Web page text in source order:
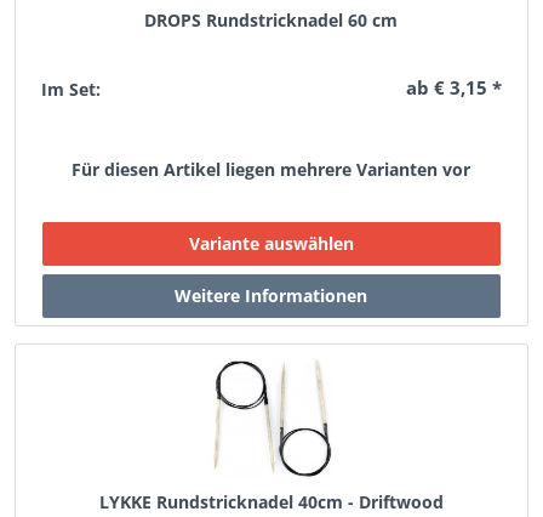
DROPS Rundstricknadel 60 cm
Im Set: ab € 3,15 *
Für diesen Artikel liegen mehrere Varianten vor
LYKKE Rundstricknadel 40cm - Driftwood